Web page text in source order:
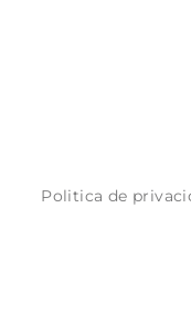
Politica de